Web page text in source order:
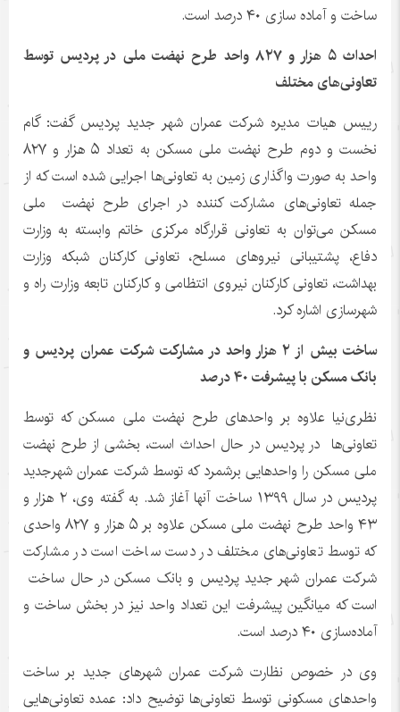
ساخت و آماده سازی ۴۰ درصد است.
احداث ۵ هزار و ۸۲۷ واحد طرح نهضت ملی در پردیس توسط
تعاونی‌های مختلف
رییس هیات مدیره شرکت عمران شهر جدید پردیس گفت: گام
نخست و دوم طرح نهضت ملی مسکن به تعداد ۵ هزار و ۸۲۷
واحد به صورت واگذاری زمین به تعاونی‌ها اجرایی شده است که از
جمله تعاونی‌های مشارکت کننده در اجرای طرح نهضت ملی
مسکن می‌توان به تعاونی قرارگاه مرکزی خاتم وابسته به وزارت
دفاع، پشتیبانی نیروهای مسلح، تعاونی کارکنان شبکه وزارت
بهداشت، تعاونی کارکنان نیروی انتظامی و کارکنان تابعه وزارت راه و
شهرسازی اشاره کرد.
ساخت بیش از ۲ هزار واحد در مشارکت شرکت عمران پردیس و
بانک مسکن با پیشرفت ۴۰ درصد
نظری‌نیا علاوه بر واحدهای طرح نهضت ملی مسکن که توسط
تعاونی‌ها در پردیس در حال احداث است، بخشی از طرح نهضت
ملی مسکن را واحدهایی برشمرد که توسط شرکت عمران شهرجدید
پردیس در سال ۱۳۹۹ ساخت آنها آغاز شد. به گفته وی، ۲ هزار و
۴۳ واحد طرح نهضت ملی مسکن علاوه بر ۵ هزار و ۸۲۷ واحدی
که توسط تعاونی‌های مختلف در دست ساخت است در مشارکت
شرکت عمران شهر جدید پردیس و بانک مسکن در حال ساخت
است که میانگین پیشرفت این تعداد واحد نیز در بخش ساخت و
آماده‌سازی ۴۰ درصد است.
وی در خصوص نظارت شرکت عمران شهرهای جدید بر ساخت
واحدهای مسکونی توسط تعاونی‌ها توضیح داد: عمده تعاونی‌هایی